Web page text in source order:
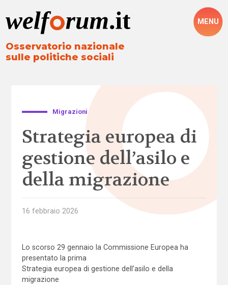
Osservatorio nazionale
sulle politiche sociali
MENU
Migrazioni
Strategia europea di
gestione dell’asilo e
della migrazione
16 febbraio 2026
Lo scorso 29 gennaio la Commissione Europea ha
presentato la prima
Strategia europea di gestione dell’asilo e della
migrazione